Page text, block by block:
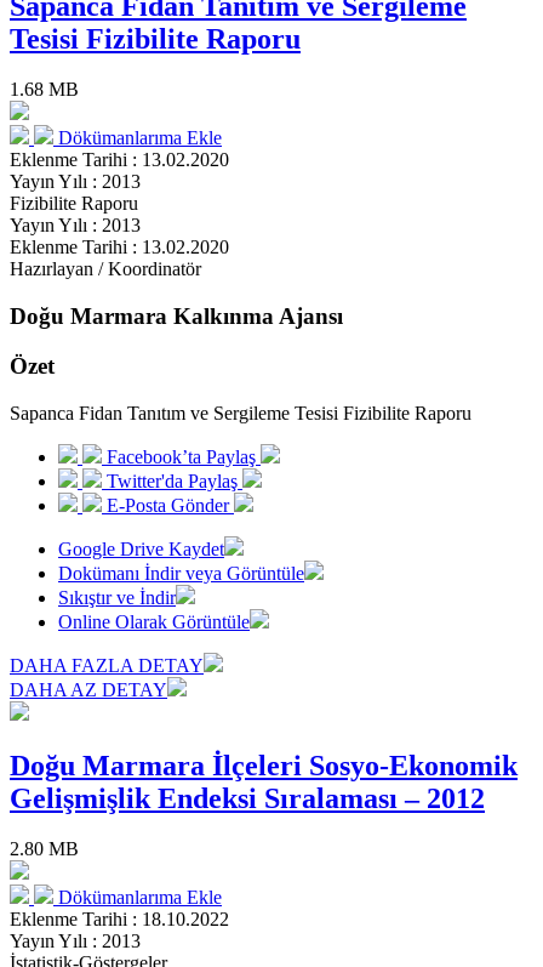
Tesisi Fizibilite Raporu
1.68 MB
Dökümanlarıma Ekle
Eklenme Tarihi : 13.02.2020
Yayın Yılı : 2013
Fizibilite Raporu
Yayın Yılı : 2013
Eklenme Tarihi : 13.02.2020
Hazırlayan / Koordinatör
Doğu Marmara Kalkınma Ajansı
Özet
Sapanca Fidan Tanıtım ve Sergileme Tesisi Fizibilite Raporu
Facebook’ta Paylaş
Twitter'da Paylaş
E-Posta Gönder
Google Drive Kaydet
Dokümanı İndir veya Görüntüle
Sıkıştır ve İndir
Online Olarak Görüntüle
DAHA FAZLA DETAY
DAHA AZ DETAY
Doğu Marmara İlçeleri Sosyo-Ekonomik
Gelişmişlik Endeksi Sıralaması – 2012
2.80 MB
Dökümanlarıma Ekle
Eklenme Tarihi : 18.10.2022
Yayın Yılı : 2013